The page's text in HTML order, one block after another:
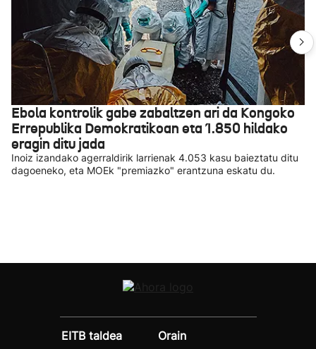
Ebola kontrolik gabe zabaltzen ari da Kongoko
Errepublika Demokratikoan eta 1.850 hildako
eragin ditu jada
Inoiz izandako agerraldirik larrienak 4.053 kasu baieztatu ditu
dagoeneko, eta MOEk "premiazko" erantzuna eskatu du.
EITB taldea
Orain